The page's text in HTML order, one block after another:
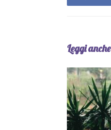
Leggi anche